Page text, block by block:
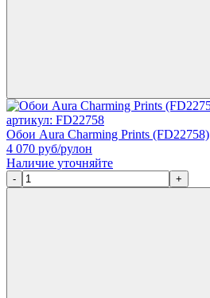
артикул: FD22758
Обои Aura Charming Prints (FD22758)
4 070 руб/рулон
Наличие уточняйте
- +